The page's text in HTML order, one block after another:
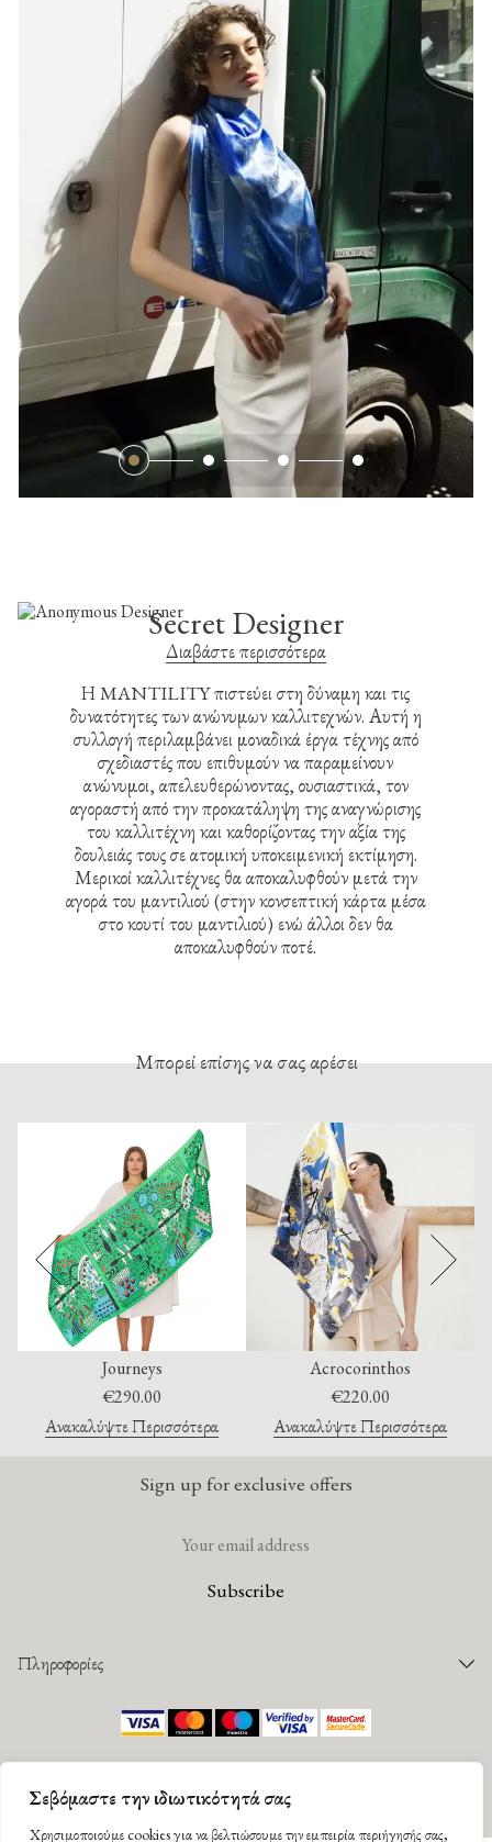
Σεβόμαστε την ιδιωτικότητά σας
Χρησιμοποιούμε cookies για να βελτιώσουμε την εμπειρία περιήγησής σας,
Secret Designer
Διαβάστε περισσότερα
Η MANTILITY πιστεύει στη δύναμη και τις
δυνατότητες των ανώνυμων καλλιτεχνών. Αυτή η
συλλογή περιλαμβάνει μοναδικά έργα τέχνης από
σχεδιαστές που επιθυμούν να παραμείνουν
ανώνυμοι, απελευθερώνοντας, ουσιαστικά, τον
αγοραστή από την προκατάληψη της αναγνώρισης
του καλλιτέχνη και καθορίζοντας την αξία της
δουλειάς τους σε ατομική υποκειμενική εκτίμηση.
Μερικοί καλλιτέχνες θα αποκαλυφθούν μετά την
αγορά του μαντιλιού (στην κονσεπτική κάρτα μέσα
στο κουτί του μαντιλιού) ενώ άλλοι δεν θα
αποκαλυφθούν ποτέ.
Μπορεί επίσης να σας αρέσει
Journeys
€290.00
Ανακαλύψτε Περισσότερα
Acrocorinthos
€220.00
Ανακαλύψτε Περισσότερα
Sign up for exclusive offers
Πληροφορίες
Παραγγελίες
Παρακολούθηση Παραγγελίας
Πολιτική Επιστροφών
©2026 Mantility. All rights reserved |Πολιτική Απορρήτου|Όροι Χρήσης
G Design studio . Developed by
Facebook Instagram